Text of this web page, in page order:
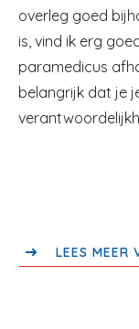
overleg goed
is, vind ik erg
paramedicus
belangrijk dat je
LEES MEER